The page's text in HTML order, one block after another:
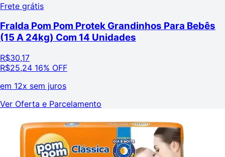
Frete grátis
Fralda Pom Pom Protek Grandinhos Para Bebês
(15 A 24kg) Com 14 Unidades
R$30,17
R$25,24 16% OFF
em 12x sem juros
Ver Oferta e Parcelamento